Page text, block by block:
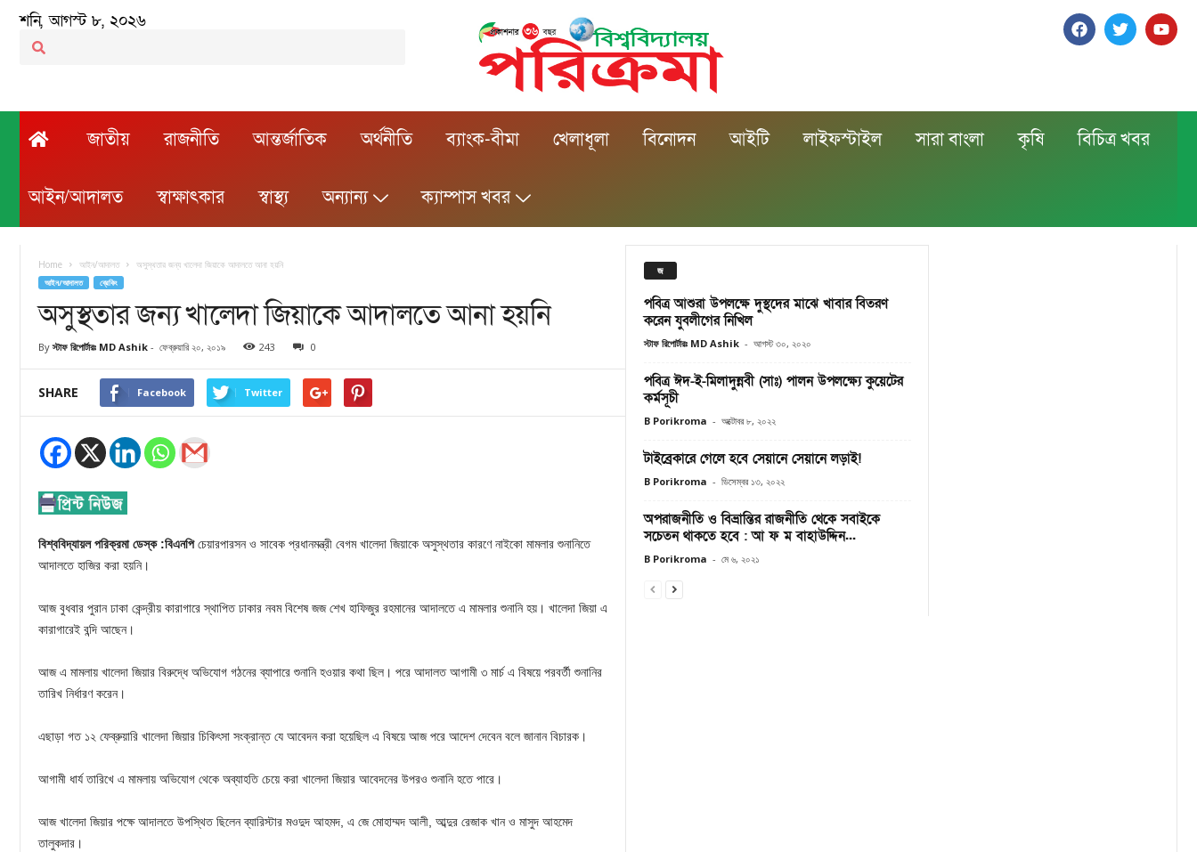
শনি, আগস্ট ৮, ২০২৬
জাতীয় রাজনীতি আন্তর্জাতিক অর্থনীতি ব্যাংক-বীমা খেলাধূলা বিনোদন আইটি লাইফস্টাইল সারা বাংলা কৃষি বিচিত্র খবর
আইন/আদালত স্বাক্ষাৎকার স্বাস্থ্য অন্যান্য ক্যাম্পাস খবর
Home আইন/আদালত অসুস্থতার জন্য খালেদা জিয়াকে আদালতে আনা হয়নি
আইন/আদালত ব্রেকিং
অসুস্থতার জন্য খালেদা জিয়াকে আদালতে আনা হয়নি
By স্টাফ রিপোর্টারঃ MD Ashik - ফেব্রুয়ারি ২০, ২০১৯ 243 0
SHARE Facebook Twitter
বিশ্ববিদ্যায়ল পরিক্রমা ডেস্ক :বিএনপিচেয়ারপারসন ও সাবেক প্রধানমন্ত্রী বেগম খালেদা জিয়াকে অসুস্থতার কারণে নাইকো মামলার শুনানিতে
আদালতে হাজির করা হয়নি।
আজ বুধবার পুরান ঢাকা কেন্দ্রীয় কারাগারে স্থাপিত ঢাকার নবম বিশেষ জজ শেখ হাফিজুর রহমানের আদালতে এ মামলার শুনানি হয়। খালেদা জিয়া এ
কারাগারেই বন্দি আছেন।
আজ এ মামলায় খালেদা জিয়ার বিরুদ্ধে অভিযোগ গঠনের ব্যাপারে শুনানি হওয়ার কথা ছিল। পরে আদালত আগামী ৩ মার্চ এ বিষয়ে পরবর্তী শুনানির
তারিখ নির্ধারণ করেন।
এছাড়া গত ১২ ফেব্রুয়ারি খালেদা জিয়ার চিকিৎসা সংক্রান্ত যে আবেদন করা হয়েছিল এ বিষয়ে আজ পরে আদেশ দেবেন বলে জানান বিচারক।
আগামী ধার্য তারিখে এ মামলায় অভিযোগ থেকে অব্যাহতি চেয়ে করা খালেদা জিয়ার আবেদনের উপরও শুনানি হতে পারে।
আজ খালেদা জিয়ার পক্ষে আদালতে উপস্থিত ছিলেন ব্যারিস্টার মওদুদ আহমদ, এ জে মোহাম্মদ আলী, আব্দুর রেজাক খান ও মাসুদ আহমেদ
তালুকদার।
জ
পবিত্র আশুরা উপলক্ষে দুস্থদের মাঝে খাবার বিতরণ
করেন যুবলীগের নিখিল
স্টাফ রিপোর্টারঃ MD Ashik - আগস্ট ৩০, ২০২০
পবিত্র ঈদ-ই-মিলাদুন্নবী (সাঃ) পালন উপলক্ষ্যে কুয়েটের
কর্মসূচী
B Porikroma - অক্টোবর ৮, ২০২২
টাইব্রেকারে গেলে হবে সেয়ানে সেয়ানে লড়াই!
B Porikroma - ডিসেম্বর ১৩, ২০২২
অপরাজনীতি ও বিভ্রান্তির রাজনীতি থেকে সবাইকে
সচেতন থাকতে হবে : আ ফ ম বাহাউদ্দিন...
B Porikroma - মে ৬, ২০২১